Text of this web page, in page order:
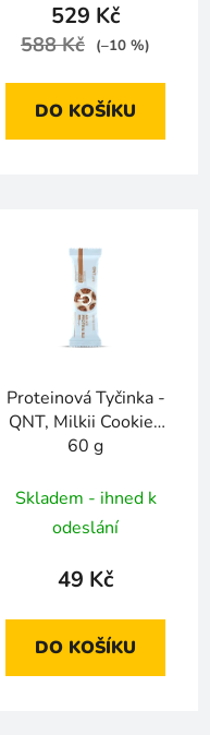
529 Kč
588 Kč (–10 %)
DO KOŠÍKU
Proteinová Tyčinka -
QNT, Milkii Cookies
60 g
Skladem - ihned k
odeslání
49 Kč
DO KOŠÍKU